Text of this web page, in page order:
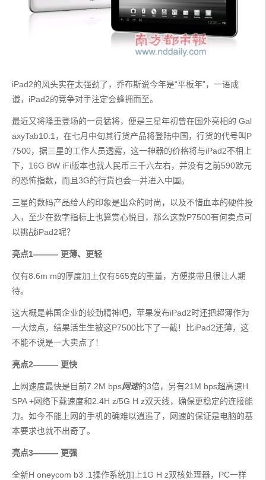
iPad2的风头实在太强劲了，乔布斯说今年是“平板年”，一语成
谶，iPad2的竞争对手注定会蜂拥而至。
最近又将隆重登场的一员猛将，便是三星年初曾在国外亮相的 Gal
axyTab10.1，在七月中旬其行货产品将登陆中国，行货的代号叫P
7500，据三星的工作人员透露，这一神器的价格将与iPad2不相上
下，16G BW iFi版本也就人民币三千六左右，并没有之前590欧元
的恐怖指数，而且3G的行货也会一并进入中国。
三星的数码产品给人的印象是出众的时尚，以及不惜血本的硬件投
入，至少在数字指标上也算赏心悦目，那么这款P7500有何卖点可
以挑战iPad2呢？
亮点1——— 更薄、更轻
仅有8.6m m的厚度加上仅有565克的重量，方便携带且很让人期
待。
这大概是韩国企业的较劲精神吧，苹果发布iPad2时还把超薄作为
一大炫点，结果活生生被这P7500比下了一截！比iPad2还薄，这
不能不说是一大卖点了！
亮点2——— 更快
上网速度最快是目前7.2M bps网速的3倍，另有21M bps超高速H
SPA +网络下载速度和2.4H z/5G H z双天线，确保更稳定的连接能
力。如今不能上网的手机的确难以逍遥了，网速的保证是电脑的基
本要求也就不出奇了。
亮点3——— 更强
全新H oneycom b3 .1操作系统加上1G H z双核处理器，PC一样